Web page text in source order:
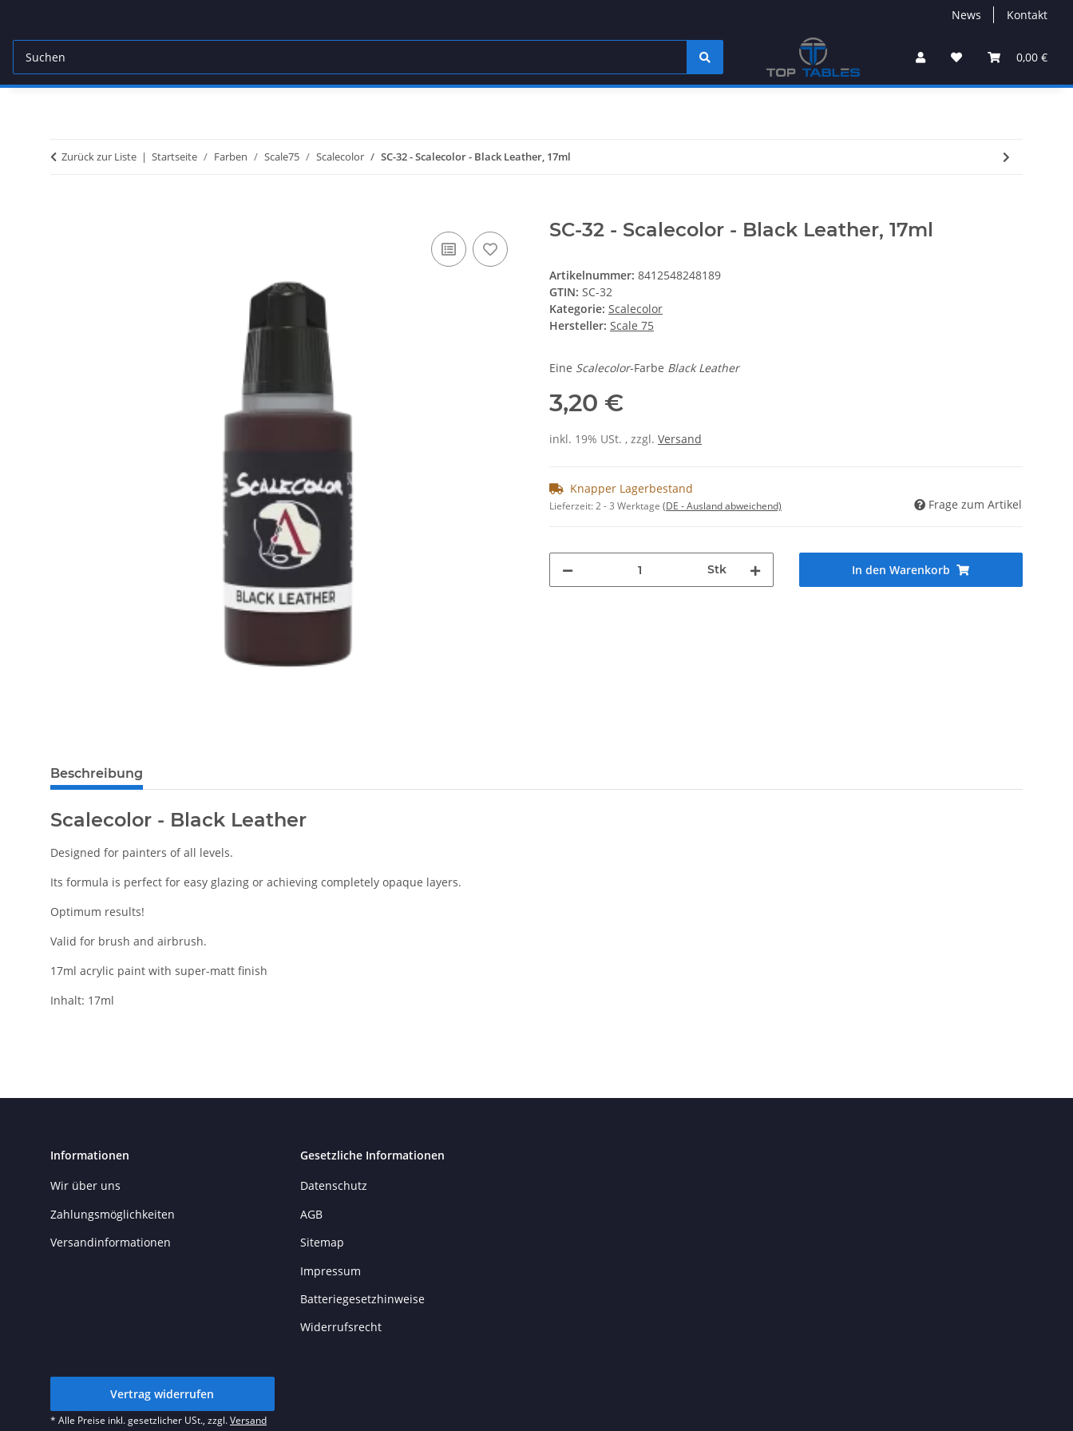
News Kontakt
0,00 €
Zurück zur Liste Startseite Farben Scale75 Scalecolor SC-32 - Scalecolor - Black Leather, 17ml
SC-32 - Scalecolor - Black Leather, 17ml
Artikelnummer: 8412548248189
GTIN: SC-32
Kategorie: Scalecolor
Hersteller: Scale 75
Eine Scalecolor-Farbe Black Leather
3,20 €
inkl. 19% USt. , zzgl. Versand
Knapper Lagerbestand
Lieferzeit:2 - 3 Werktage (DE - Ausland abweichend) Frage zum Artikel
Stk In den Warenkorb
weitere Registerkarten anzeigen
Beschreibung
Scalecolor - Black Leather
Designed for painters of all levels.
Its formula is perfect for easy glazing or achieving completely opaque layers.
Optimum results!
Valid for brush and airbrush.
17ml acrylic paint with super-matt finish
Inhalt: 17ml
Informationen
Wir über uns
Zahlungsmöglichkeiten
Versandinformationen
Gesetzliche Informationen
Datenschutz
AGB
Sitemap
Impressum
Batteriegesetzhinweise
Widerrufsrecht
Vertrag widerrufen
* Alle Preise inkl. gesetzlicher USt., zzgl.Versand